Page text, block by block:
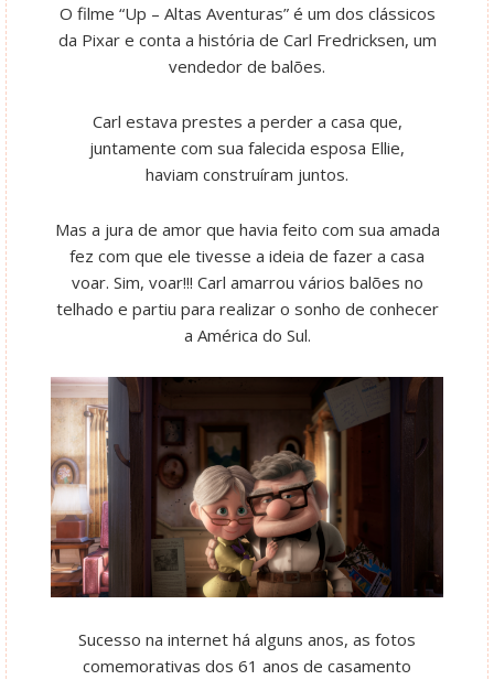
O filme “Up – Altas Aventuras” é um dos clássicos
da Pixar e conta a história de Carl Fredricksen, um
vendedor de balões.
Carl estava prestes a perder a casa que,
juntamente com sua falecida esposa Ellie,
haviam construíram juntos.
Mas a jura de amor que havia feito com sua amada
fez com que ele tivesse a ideia de fazer a casa
voar. Sim, voar!!! Carl amarrou vários balões no
telhado e partiu para realizar o sonho de conhecer
a América do Sul.
Sucesso na internet há alguns anos, as fotos
comemorativas dos 61 anos de casamento